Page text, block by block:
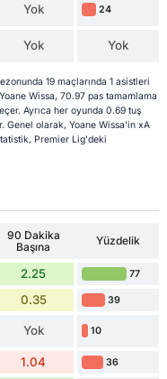
Yok 24
Yok Yok
19 maçlarında 1 asistleri
Wissa, 70.97 pas tamamlama
Ayrıca her oyunda 0.69 tuş
Genel olarak, Yoane Wissa'in xA
Premier Lig'deki
90 Dakika
Başına
Yüzdelik
2.25 77
0.35 39
Yok 10
1.04 36